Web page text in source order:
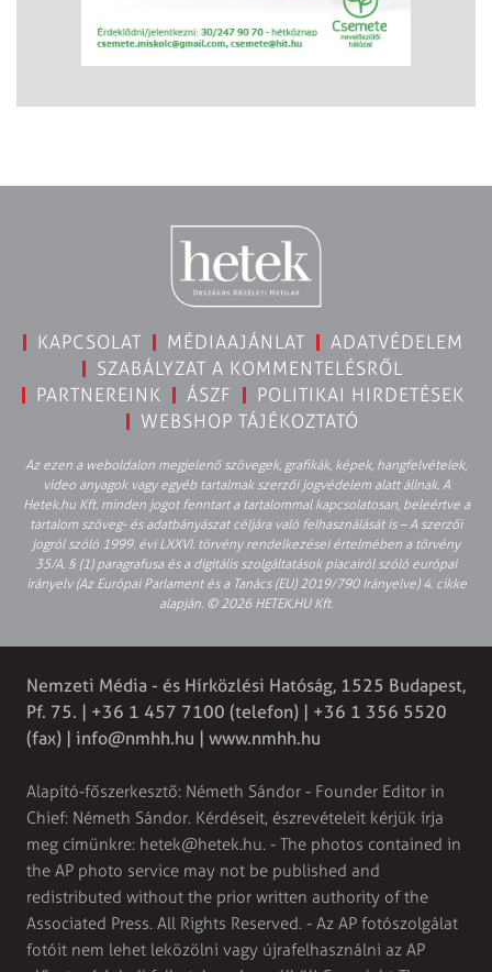
KAPCSOLAT MÉDIAAJÁNLAT
ADATVÉDELEM
SZABÁLYZAT A KOMMENTELÉSRŐL
PARTNEREINK
ÁSZF
POLITIKAI HIRDETÉSEK
WEBSHOP TÁJÉKOZTATÓ
Az ezen a weboldalon megjelenő szövegek, grafikák, képek, hangfelvételek,
video anyagok vagy egyéb tartalmak szerzői jogvédelem alatt állnak. A
Hetek.hu Kft. minden jogot fenntart a tartalommal kapcsolatosan, beleértve a
tartalom szöveg- és adatbányászat céljára való felhasználását is – A szerzői
jogról szóló 1999. évi LXXVI. törvény rendelkezései értelmében a törvény
35/A. § (1) paragrafusa és a digitális szolgáltatások piacairól szóló európai
irányelv (Az Európai Parlament és a Tanács (EU) 2019/790 Irányelve) 4. cikke
alapján. © 2026 HETEK.HU Kft.
Nemzeti Média - és Hírközlési Hatóság, 1525 Budapest,
Pf. 75. | +36 1 457 7100 (telefon) | +36 1 356 5520
(fax) | info@nmhh.hu | www.nmhh.hu
Alapító-főszerkesztő: Németh Sándor - Founder Editor in
Chief: Németh Sándor. Kérdéseit, észrevételeit kérjük írja
meg címünkre: hetek@hetek.hu. - The photos contained in
the AP photo service may not be published and
redistributed without the prior written authority of the
Associated Press. All Rights Reserved. - Az AP fotószolgálat
fotóit nem lehet leközölni vagy újrafelhasználni az AP